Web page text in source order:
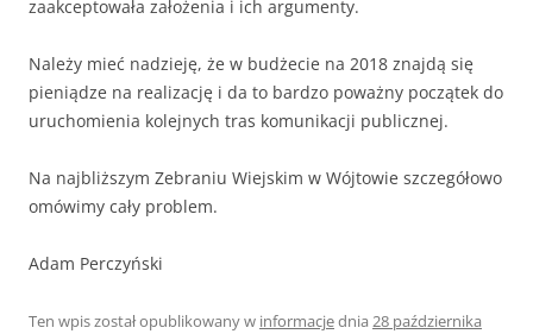
zaakceptowała założenia i ich argumenty.
Należy mieć nadzieję, że w budżecie na 2018 znajdą się
pieniądze na realizację i da to bardzo poważny początek do
uruchomienia kolejnych tras komunikacji publicznej.
Na najbliższym Zebraniu Wiejskim w Wójtowie szczegółowo
omówimy cały problem.
Adam Perczyński
Ten wpis został opublikowany w informacjednia 28 października